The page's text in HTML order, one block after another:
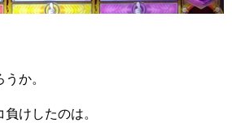
か。
けしたのは。